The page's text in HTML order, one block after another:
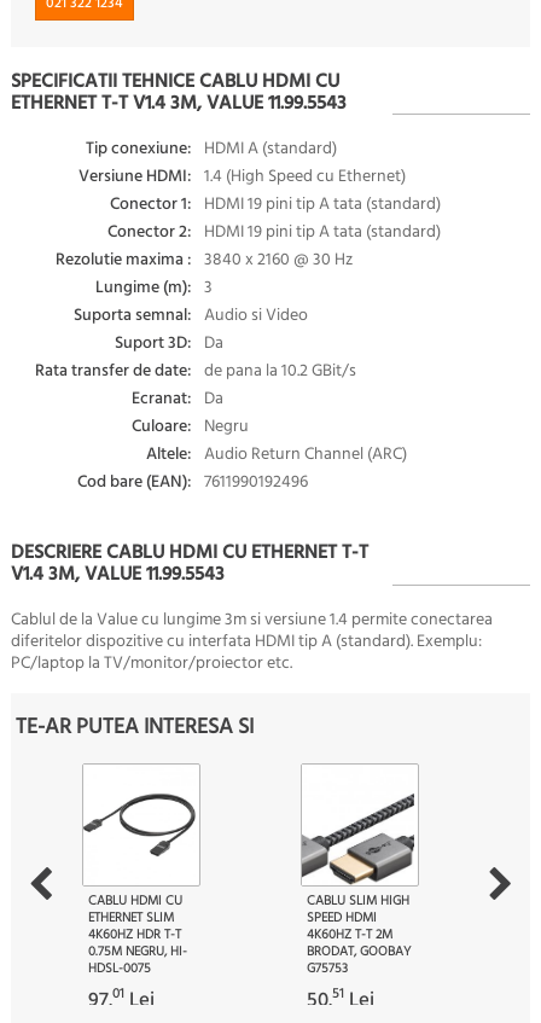
SPECIFICATII TEHNICE CABLU HDMI CU
ETHERNET T-T V1.4 3M, VALUE 11.99.5543
Tip conexiune: HDMI A (standard)
Versiune HDMI: 1.4 (High Speed cu Ethernet)
Conector 1: HDMI 19 pini tip A tata (standard)
Conector 2: HDMI 19 pini tip A tata (standard)
Rezolutie maxima : 3840 x 2160 @ 30 Hz
Lungime (m): 3
Suporta semnal: Audio si Video
Suport 3D: Da
Rata transfer de date: de pana la 10.2 GBit/s
Ecranat: Da
Culoare: Negru
Altele: Audio Return Channel (ARC)
Cod bare (EAN): 7611990192496
DESCRIERE CABLU HDMI CU ETHERNET T-T
V1.4 3M, VALUE 11.99.5543
Cablul de la Value cu lungime 3m si versiune 1.4 permite conectarea
diferitelor dispozitive cu interfata HDMI tip A (standard). Exemplu:
PC/laptop la TV/monitor/proiector etc.
TE-AR PUTEA INTERESA SI
CABLU HDMI CU
ETHERNET SLIM
4K60HZ HDR T-T
0.75M NEGRU, HI-
HDSL-0075
97.01 Lei
CABLU SLIM HIGH
SPEED HDMI
4K60HZ T-T 2M
BRODAT, GOOBAY
G75753
50.51 Lei